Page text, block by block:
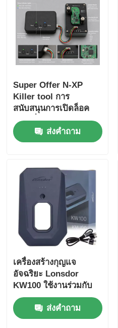
KEYDIY สมาชิกคีย์
Super Offer N-XP
Killer tool การ
สนับสนุนการเปิดล็อค
และเพิ่ม N-XP
NCF29XX Chip Smart
Remote Key Clones
สําหรับทุกยี่ห้อ ทั้งคู่
ส่งคำถาม
เครื่องสร้างกุญแจ
อัจฉริยะ Lonsdor
KW100 ใช้งานร่วมกับ
รีโมท LT20 รองรับกรณี
ทำกุญแจหายทั้งหมด &
เพิ่มกุญแจ
ส่งคำถาม